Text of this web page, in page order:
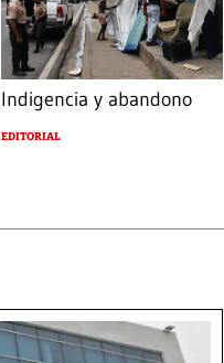
Indigencia y abandono
EDITORIAL